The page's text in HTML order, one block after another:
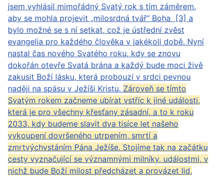
jsem vyhlásil mimořádný Svatý rok s tím záměrem,
aby se mohla projevit „milosrdná tvář“ Boha [3] a
bylo možné se s ní setkat, což je ústřední zvěst
evangelia pro každého člověka v jakékoli době. Nyní
nastal čas nového Svatého roku, kdy se znovu
dokořán otevře Svatá brána a každý bude moci živě
zakusit Boží lásku, která probouzí v srdci pevnou
naději na spásu v Ježíši Kristu. Zároveň se tímto
Svatým rokem začneme ubírat vstříc k jiné události,
která je pro všechny křesťany zásadní, a to k roku
2033, kdy budeme slavit dva tisíce let našeho
vykoupení dovršeného utrpením, smrtí a
zmrtvýchvstáním Pána Ježíše. Stojíme tak na začátku
cesty vyznačující se významnými milníky, událostmi, v
nichž bude Boží milost předcházet a provázet lid,